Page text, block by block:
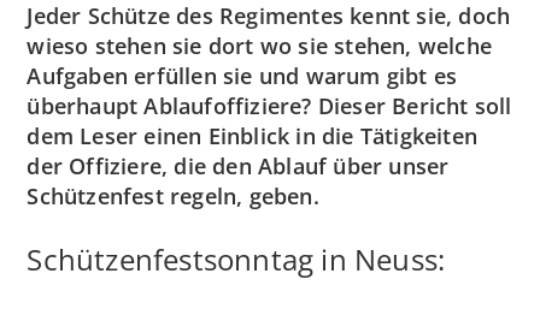
Jeder Schütze des Regimentes kennt sie, doch
wieso stehen sie dort wo sie stehen, welche
Aufgaben erfüllen sie und warum gibt es
überhaupt Ablaufoffiziere? Dieser Bericht soll
dem Leser einen Einblick in die Tätigkeiten
der Offiziere, die den Ablauf über unser
Schützenfest regeln, geben.
Schützenfestsonntag in Neuss: